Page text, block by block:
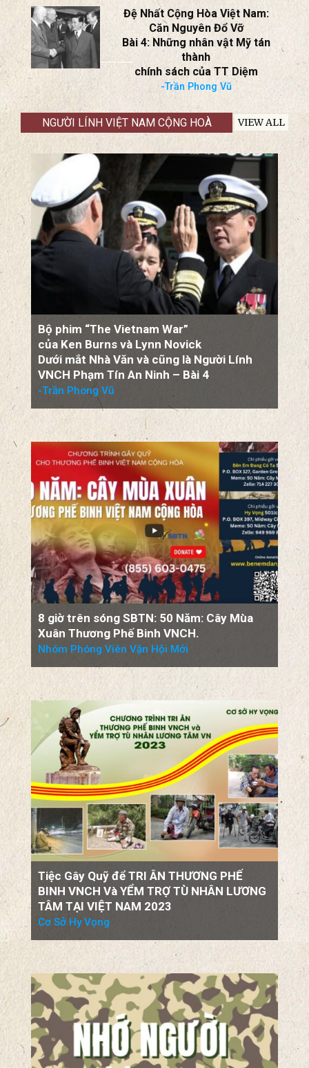
Đệ Nhất Cộng Hòa Việt Nam:
Căn Nguyên Đổ Vỡ
Bài 4: Những nhân vật Mỹ tán
thành
chính sách của TT Diệm
-Trần Phong Vũ
NGƯỜI LÍNH VIỆT NAM CỘNG HOÀ VIEW ALL
Bộ phim “The Vietnam War”
của Ken Burns và Lynn Novick
Dưới mắt Nhà Văn và cũng là Người Lính
VNCH Phạm Tín An Ninh – Bài 4
-Trần Phong Vũ
8 giờ trên sóng SBTN: 50 Năm: Cây Mùa
Xuân Thương Phế Binh VNCH.
Nhóm Phóng Viên Vận Hội Mới
Tiệc Gây Quỹ để TRI ÂN THƯƠNG PHẾ
BINH VNCH Và YỂM TRỢ TÙ NHÂN LƯƠNG
TÂM TẠI VIỆT NAM 2023
Cơ Sở Hy Vọng